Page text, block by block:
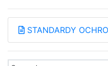
STANDARDY